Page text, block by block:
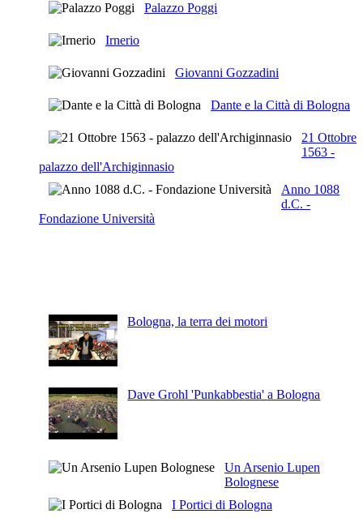
Palazzo Poggi
Irnerio
Giovanni Gozzadini
Dante e la Città di Bologna
21 Ottobre
1563 -
palazzo dell'Archiginnasio
Anno 1088
d.C. -
Fondazione Università
Bologna, la terra dei motori
Dave Grohl 'Punkabbestia' a Bologna
Un Arsenio Lupen
Bolognese
I Portici di Bologna